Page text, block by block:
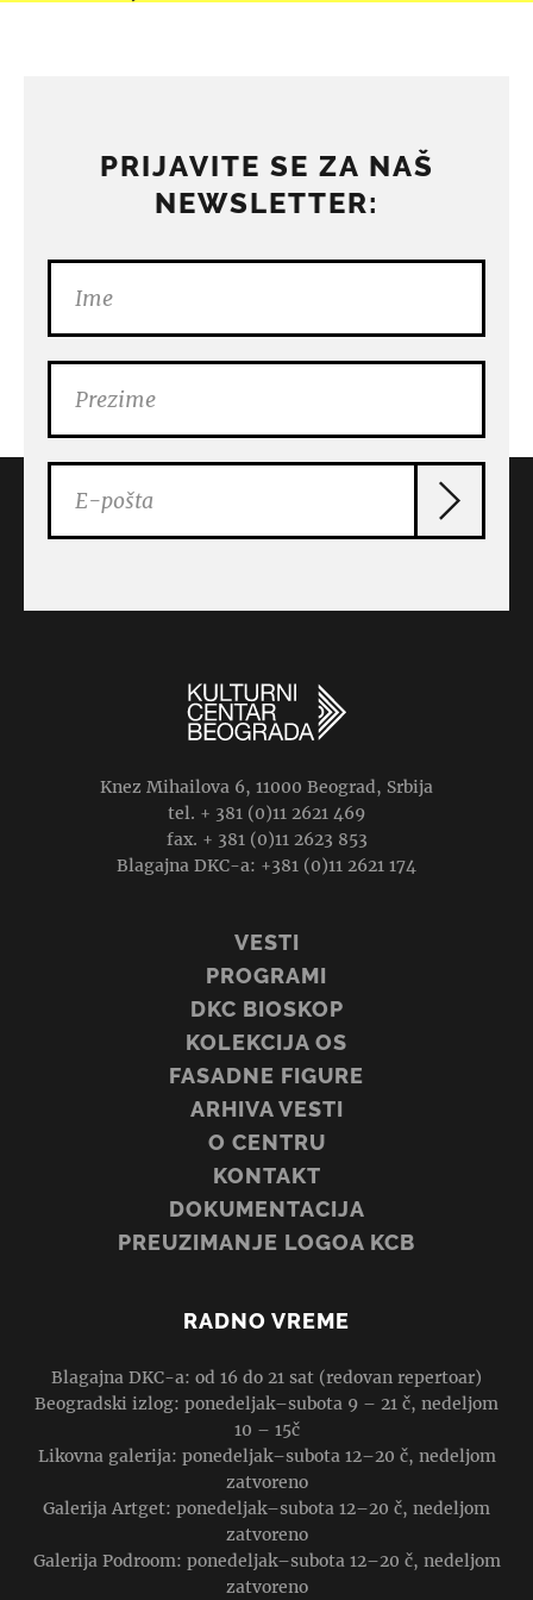
PRIJAVITE SE ZA NAŠ
NEWSLETTER:
Knez Mihailova 6, 11000 Beograd, Srbija
tel. + 381 (0)11 2621 469
fax. + 381 (0)11 2623 853
Blagajna DKC-a: +381 (0)11 2621 174
VESTI
PROGRAMI
DKC BIOSKOP
KOLEKCIJA OS
FASADNE FIGURE
ARHIVA VESTI
O CENTRU
KONTAKT
DOKUMENTACIJA
PREUZIMANJE LOGOA KCB
RADNO VREME
Blagajna DKC-a: od 16 do 21 sat (redovan repertoar)
Beogradski izlog: ponedeljak–subota 9 – 21 č, nedeljom
10 – 15č
Likovna galerija: ponedeljak–subota 12–20 č, nedeljom
zatvoreno
Galerija Artget: ponedeljak–subota 12–20 č, nedeljom
zatvoreno
Galerija Podroom: ponedeljak–subota 12–20 č, nedeljom
zatvoreno